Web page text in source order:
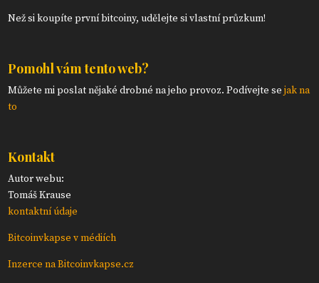
Než si koupíte první bitcoiny, udělejte si vlastní průzkum!
Pomohl vám tento web?
Můžete mi poslat nějaké drobné na jeho provoz. Podívejte sejak na
to
Kontakt
Autor webu:
Tomáš Krause
kontaktní údaje
Bitcoinvkapse v médiích
Inzerce na Bitcoinvkapse.cz